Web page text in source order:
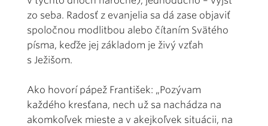
zo seba. Radosť z evanjelia sa dá zase objaviť
spoločnou modlitbou alebo čítaním Svätého
písma, keďže jej základom je živý vzťah
s Ježišom.
Ako hovorí pápež František: „Pozývam
každého kresťana, nech už sa nachádza na
akomkoľvek mieste a v akejkoľvek situácii, na